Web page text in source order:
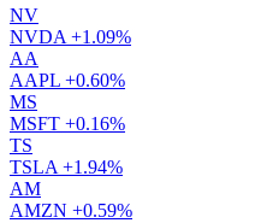
NV
NVDA +1.09%
AA
AAPL +0.60%
MS
MSFT +0.16%
TS
TSLA +1.94%
AM
AMZN +0.59%